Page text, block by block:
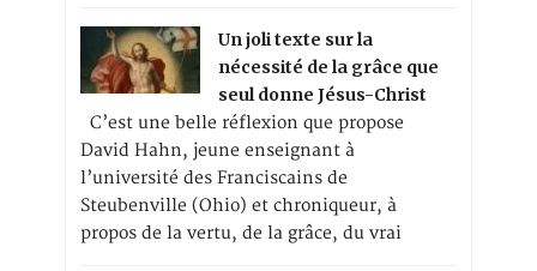
Un joli texte sur la
nécessité de la grâce que
seul donne Jésus-Christ
C’est une belle réflexion que propose
David Hahn, jeune enseignant à
l’université des Franciscains de
Steubenville (Ohio) et chroniqueur, à
propos de la vertu, de la grâce, du vrai